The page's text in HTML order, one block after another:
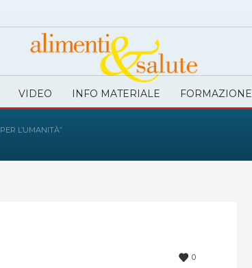
VIDEO INFO MATERIALE FORMAZIONE
L’UMANITÀ”
0